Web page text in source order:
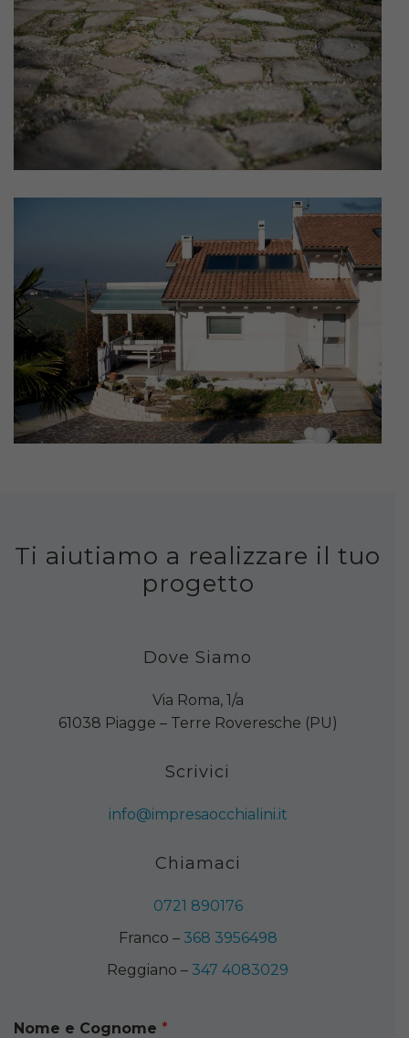
Ti aiutiamo a realizzare il tuo
progetto
Dove Siamo
Via Roma, 1/a
61038 Piagge – Terre Roveresche (PU)
Scrivici
info@impresaocchialini.it
Chiamaci
0721 890176
Franco – 368 3956498
Reggiano – 347 4083029
Nome e Cognome *